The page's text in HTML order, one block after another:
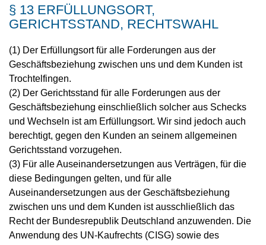
§ 13 ERFÜLLUNGSORT,
GERICHTSSTAND, RECHTSWAHL
(1) Der Erfüllungsort für alle Forderungen aus der
Geschäftsbeziehung zwischen uns und dem Kunden ist
Trochtelfingen.
(2) Der Gerichtsstand für alle Forderungen aus der
Geschäftsbeziehung einschließlich solcher aus Schecks
und Wechseln ist am Erfüllungsort. Wir sind jedoch auch
berechtigt, gegen den Kunden an seinem allgemeinen
Gerichtsstand vorzugehen.
(3) Für alle Auseinandersetzungen aus Verträgen, für die
diese Bedingungen gelten, und für alle
Auseinandersetzungen aus der Geschäftsbeziehung
zwischen uns und dem Kunden ist ausschließlich das
Recht der Bundesrepublik Deutschland anzuwenden. Die
Anwendung des UN-Kaufrechts (CISG) sowie des